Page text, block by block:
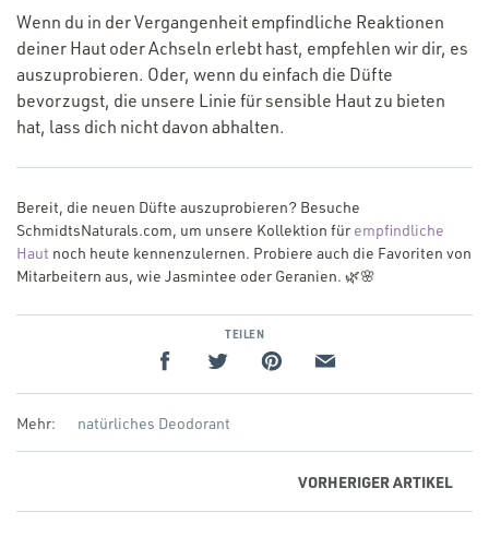
window)
Wenn du in der Vergangenheit empfindliche Reaktionen
deiner Haut oder Achseln erlebt hast, empfehlen wir dir, es
auszuprobieren. Oder, wenn du einfach die Düfte
bevorzugst, die unsere Linie für sensible Haut zu bieten
hat, lass dich nicht davon abhalten.
Bereit, die neuen Düfte auszuprobieren? Besuche
SchmidtsNaturals.com, um unsere Kollektion für empfindliche
Haut (Opens
in
window)
noch heute kennenzulernen. Probiere auch die Favoriten von
Mitarbeitern aus, wie Jasmintee oder Geranien. 🌿🌸
TEILEN
Mehr: natürliches Deodorant
VORHERIGERARTIKEL